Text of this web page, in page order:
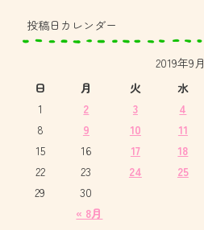
投稿日カレンダー
2019年9月
日
月 火 水
« 8月
1 2 3 4
8
9 10 11
15
16 17 18
22
23 24 25
29
30